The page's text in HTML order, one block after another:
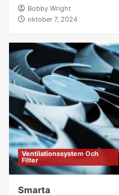
Bobby Wright
oktober 7, 2024
Ventilationssystem Och
Filter
Smarta